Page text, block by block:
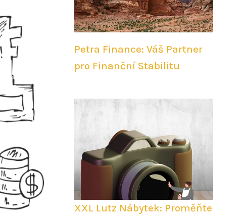
Petra Finance: Váš Partner
pro Finanční Stabilitu
XXL Lutz Nábytek: Proměňte